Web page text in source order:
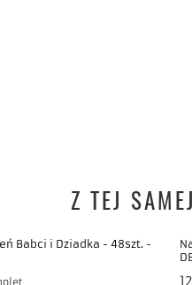
Z TEJ